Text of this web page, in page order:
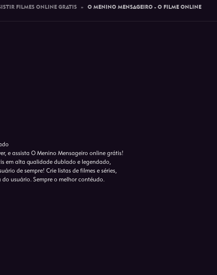
FILMES ONLINE GRATIS » O MENINO MENSAGEIRO - O FILME ONLINE
e assista O Menino Mensageiro online grátis!
em alta qualidade dublado e legendado,
de sempre! Crie listas de filmes e séries,
usuário. Sempre o melhor contéudo.